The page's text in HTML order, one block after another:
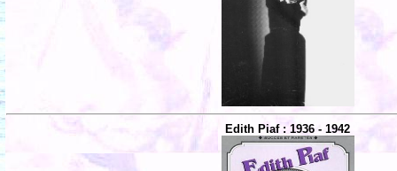
Edith Piaf : 1936 - 1942